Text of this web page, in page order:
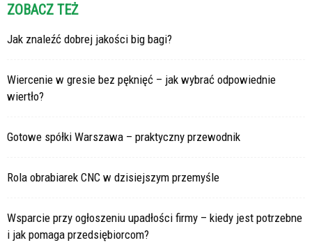
ZOBACZ TEŻ
Jak znaleźć dobrej jakości big bagi?
Wiercenie w gresie bez pęknięć – jak wybrać odpowiednie
wiertło?
Gotowe spółki Warszawa – praktyczny przewodnik
Rola obrabiarek CNC w dzisiejszym przemyśle
Wsparcie przy ogłoszeniu upadłości firmy – kiedy jest potrzebne
i jak pomaga przedsiębiorcom?